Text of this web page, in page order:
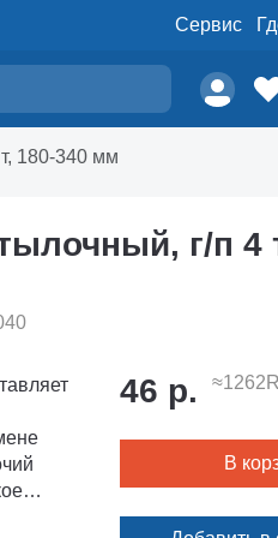
Сервис
180-340 мм
г/п 4
46 р.
В